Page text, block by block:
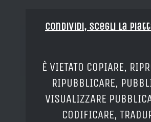
Condividi, Scegli la
È VIETATO COPIARE,
RIPUBBLICARE,
VISUALIZZARE
CODIFICARE,